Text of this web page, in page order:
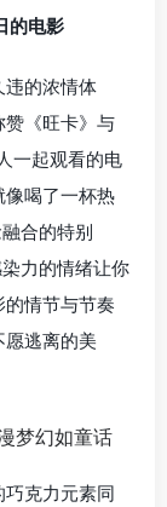
的电影
违的浓情体
《旺卡》与
一起观看的电
喝了一杯热
合的特别
力的情绪让你
情节与节奏
逃离的美
克力元素同